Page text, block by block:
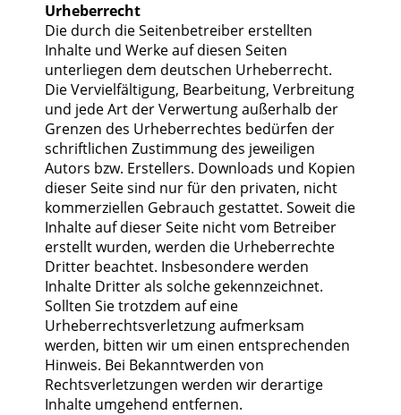
Urheberrecht
Die durch die Seitenbetreiber erstellten
Inhalte und Werke auf diesen Seiten
unterliegen dem deutschen Urheberrecht.
Die Vervielfältigung, Bearbeitung, Verbreitung
und jede Art der Verwertung außerhalb der
Grenzen des Urheberrechtes bedürfen der
schriftlichen Zustimmung des jeweiligen
Autors bzw. Erstellers. Downloads und Kopien
dieser Seite sind nur für den privaten, nicht
kommerziellen Gebrauch gestattet. Soweit die
Inhalte auf dieser Seite nicht vom Betreiber
erstellt wurden, werden die Urheberrechte
Dritter beachtet. Insbesondere werden
Inhalte Dritter als solche gekennzeichnet.
Sollten Sie trotzdem auf eine
Urheberrechtsverletzung aufmerksam
werden, bitten wir um einen entsprechenden
Hinweis. Bei Bekanntwerden von
Rechtsverletzungen werden wir derartige
Inhalte umgehend entfernen.